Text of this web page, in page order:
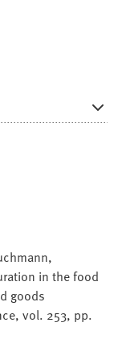
in the food
goods
vol. 253, pp.